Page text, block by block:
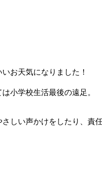
お天気になりました！
小学校生活最後の遠足。
しい声かけをしたり、責